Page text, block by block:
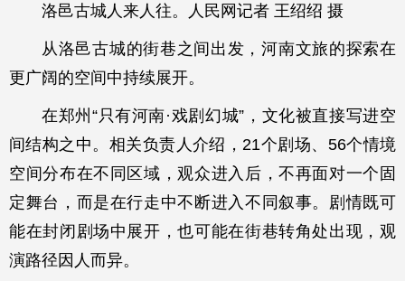
洛邑古城人来人往。人民网记者 王绍绍 摄
从洛邑古城的街巷之间出发，河南文旅的探索在
更广阔的空间中持续展开。
在郑州“只有河南·戏剧幻城”，文化被直接写进空
间结构之中。相关负责人介绍，21个剧场、56个情境
空间分布在不同区域，观众进入后，不再面对一个固
定舞台，而是在行走中不断进入不同叙事。剧情既可
能在封闭剧场中展开，也可能在街巷转角处出现，观
演路径因人而异。